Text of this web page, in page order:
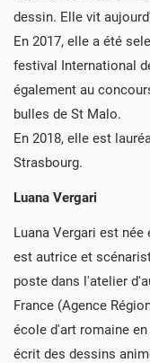
dessin. Elle vit
En 2017, elle a été
festival International
également au
bulles de St Malo.
En 2018, elle est
Strasbourg.
Luana Vergari
Luana Vergari est
est autrice et
poste dans l'atelier
France (Agence
école d'art romaine
écrit des dessins